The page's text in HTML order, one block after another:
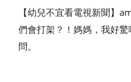
【幼兒不宜看電視新聞
們會打架？！媽媽，我好
問。